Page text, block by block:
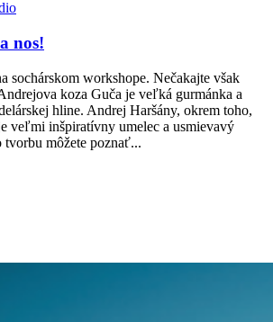
nos!
sochárskom workshope. Nečakajte však
koza Guča je veľká gurmánka a
hline. Andrej Haršány, okrem toho,
veľmi inšpiratívny umelec a usmievavý
môžete poznať...